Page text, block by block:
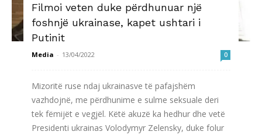
Filmoi veten duke përdhunuar një
foshnjë ukrainase, kapet ushtari i
Putinit
Media - 13/04/2022 0
Mizoritë ruse ndaj ukrainasve të pafajshëm
vazhdojnë, me përdhunime e sulme seksuale deri
tek fëmijët e vegjël. Këtë akuzë ka hedhur dhe vetë
Presidenti ukrainas Volodymyr Zelensky, duke folur